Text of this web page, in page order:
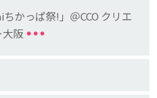
ちかっぱ祭!」＠CCO クリエ
⼤阪